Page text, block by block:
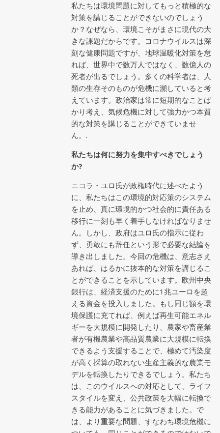
私たちは環境問題に対してもっと積極的な
対策を講じることができないのでしょう
か？なぜなら、環境こそがまさに現代の大
きな課題だからです。コロナウイルスは深
刻な健康問題ですが、地球温暖化対策を怠
れば、世界中で数万人ではなく、数億人の
死者が出るでしょう。多くの科学者は、人
類の生存そのものが危機に瀕していると考
えています。政治家は常に短期的なことば
かり考え、気候危機に対して強力かつ本質
的な対策を講じることができていませ
ん。.
私たちは何に努力を集中すべきでしょう
か?
ニコラ・ユロ氏が政権時代に述べたよう
に、私たちはこの環境的対応策のシステム
を止め、真に環境的かつ社会的に責任ある
移行に一刻も早く着手しなければなりませ
ん。しかし、政府はユロ氏の指示に従わ
ず、勇敢にも辞任という形で必要な結論を
導き出しました。今回の危機は、意志さえ
あれば、はるかに抜本的な対策を講じるこ
とができることを示しています。欧州中央
銀行は、経済支援のために1兆ユーロを超
える資金を投入しました。もし同じ額を環
境保護に充てれば、例えば再生可能エネル
ギーを大規模に開発したり、農家や畜産業
者が有機農業や高品質農業に大規模に転換
できるよう支援することで、極めて汚染度
が高く採算の取れない生産主義的な農業モ
デルを転換したりできるでしょう。私たち
は、このウイルスへの対応として、ライフ
スタイルを変え、公共政策を大幅に転換で
きる能力があることに気づきました。で
は、より重要な問題、すなわち環境危機に